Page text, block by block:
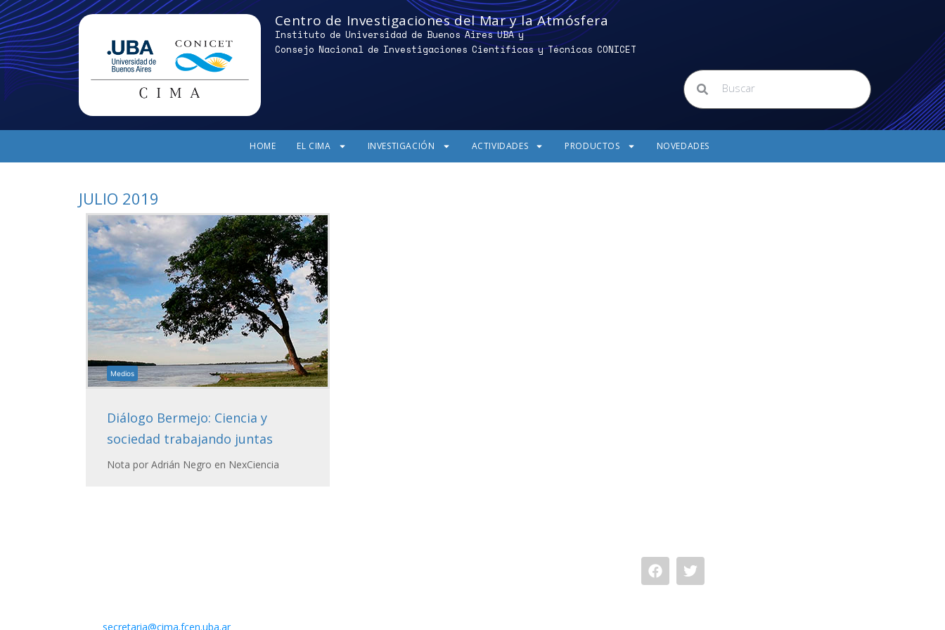
Centro de Investigaciones del Mar y la Atmósfera
Instituto de Universidad de Buenos Aires UBA y
Consejo Nacional de Investigaciones Científicas y Técnicas CONICET
HOME EL CIMA INVESTIGACIÓN ACTIVIDADES PRODUCTOS NOVEDADES
JULIO 2019
Medios
Diálogo Bermejo: Ciencia y
sociedad trabajando juntas
Nota por Adrián Negro en NexCiencia
secretaria@cima.fcen.uba.ar